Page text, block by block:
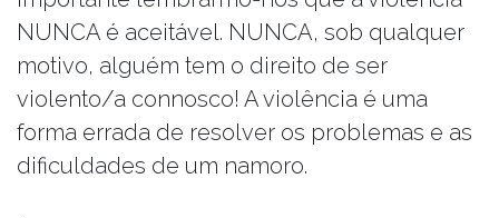
NUNCA é aceitável. NUNCA, sob qualquer
motivo, alguém tem o direito de ser
violento/a connosco! A violência é uma
forma errada de resolver os problemas e as
dificuldades de um namoro.